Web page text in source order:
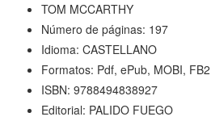
TOM MCCARTHY
Número de páginas: 197
Idioma: CASTELLANO
Formatos: Pdf, ePub, MOBI, FB2
ISBN: 9788494838927
Editorial: PALIDO FUEGO